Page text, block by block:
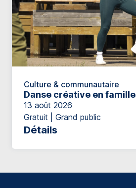
Culture & communautaire
Danse créative en famille
13 août 2026
Gratuit | Grand public
Détails